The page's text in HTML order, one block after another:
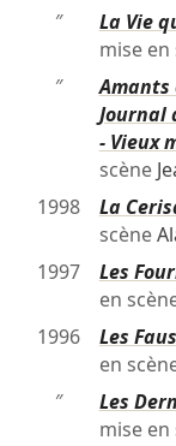
″
La Vie
mise en
″
Amants
Journal
- Vieux
scène
1998
La
scène
1997
Les
en
1996
Les
en
″
Les
mise en